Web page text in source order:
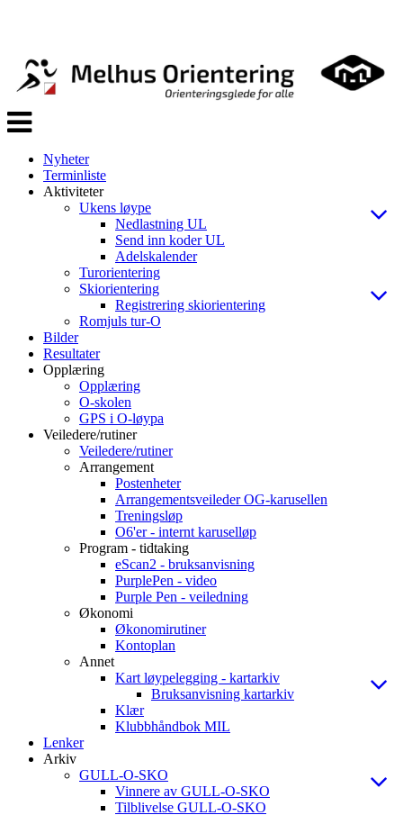
Veksle
navigasjon
Nyheter
Terminliste
Aktiviteter
Ukens løype
Nedlastning UL
Send inn koder UL
Adelskalender
Turorientering
Skiorientering
Registrering skiorientering
Romjuls tur-O
Bilder
Resultater
Opplæring
Opplæring
O-skolen
GPS i O-løypa
Veiledere/rutiner
Veiledere/rutiner
Arrangement
Postenheter
Arrangementsveileder OG-karusellen
Treningsløp
O6'er - internt karuselløp
Program - tidtaking
eScan2 - bruksanvisning
PurplePen - video
Purple Pen - veiledning
Økonomi
Økonomirutiner
Kontoplan
Annet
Kart løypelegging - kartarkiv
Bruksanvisning kartarkiv
Klær
Klubbhåndbok MIL
Lenker
Arkiv
GULL-O-SKO
Vinnere av GULL-O-SKO
Tilblivelse GULL-O-SKO